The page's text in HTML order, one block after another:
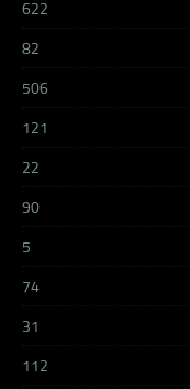
622
82
506
121
22
90
5
74
31
112